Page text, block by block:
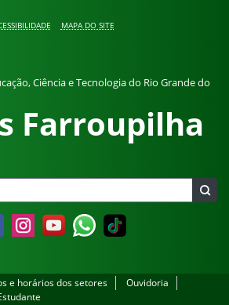
MAPA DO SITE
Ciência e Tecnologia do Rio Grande do
Farroupilha
InstagramYouTubeWhatsapp
e horários dos setores
Ouvidoria